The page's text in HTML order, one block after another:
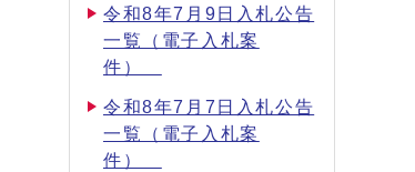
令和8年7月9日入札公告
一覧（電子入札案
件）
令和8年7月7日入札公告
一覧（電子入札案
件）